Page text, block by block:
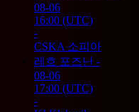
08-06
16:00 (UTC)
-
CSKA 소피아
레흐 포즈난 -
08-06
17:00 (UTC)
-